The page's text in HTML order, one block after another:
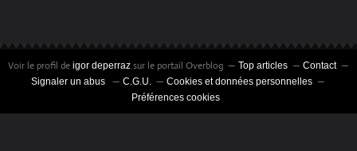
Voir le profil de igor deperraz sur le portail Overblog Top articles
Contact
Signaler un abus
C.G.U.
Cookies et données personnelles
Préférences cookies